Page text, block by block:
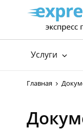
Услуги
Главная